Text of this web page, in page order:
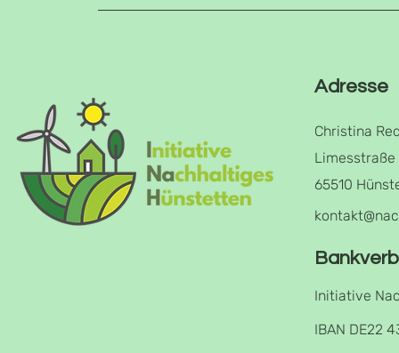
Adresse
Christina
Limesstraße
65510
Initiative
IBAN DE22